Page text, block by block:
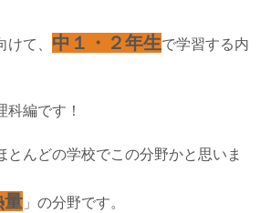
て、 中１・２年生で学習する内
編です！
とんどの学校でこの分野かと思いま
量 」の分野です。